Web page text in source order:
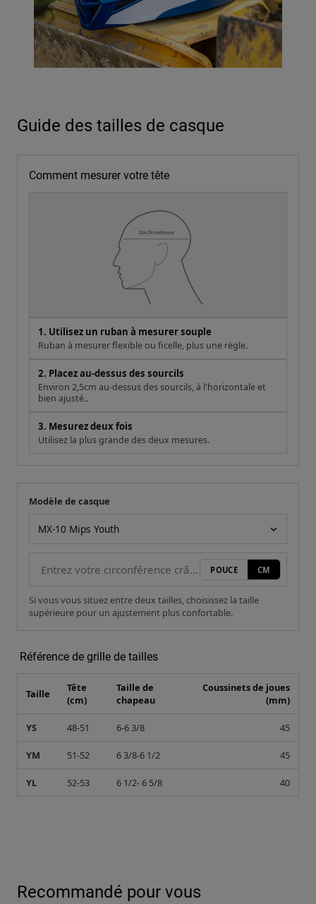
Guide des tailles de casque
Comment mesurer votre tête
1. Utilisez un ruban à mesurer souple
Ruban à mesurer flexible ou ficelle, plus une règle.
2. Placez au-dessus des sourcils
Environ 2,5cm au-dessus des sourcils, à l'horizontale et
bien ajusté..
3. Mesurez deux fois
Utilisez la plus grande des deux mesures.
Votre mesure
Modèle de casque
POUCE CM
Si vous vous situez entre deux tailles, choisissez la taille
supérieure pour un ajustement plus confortable.
Référence de grille de tailles
Taille
Tête
(cm)
Taille de
chapeau
Coussinets de joues
(mm)
YS 48-51 6-6 3/8 45
YM 51-52 6 3/8-6 1/2 45
YL 52-53 6 1/2- 6 5/8 40
Recommandé pour vous